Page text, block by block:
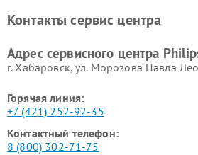
Ремонт стиральных машин
Ремонт
Контакты сервис центра
Адрес сервисного центра
г. Хабаровск, ул. Морозова Павла
Горячая линия:
+7 (421) 252-92-35
Контактный телефон:
8 (800) 302-71-75